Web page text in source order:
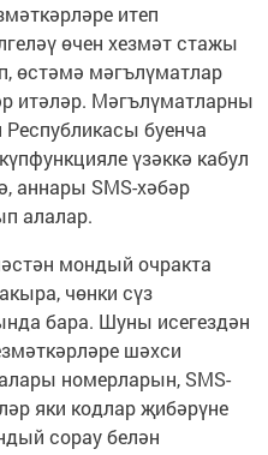
итеп
өчен хезмәт стажы
өстәмә мәгълүматлар
итәләр. Мәгълүматларны
Республикасы буенча
үзәккә кабул
аннары SMS-хәбәр
алалар.
мондый очракта
чөнки сүз
бара. Шуны исегездән
шәхси
номерларын, SMS-
яки кодлар җибәрүне
сорау белән